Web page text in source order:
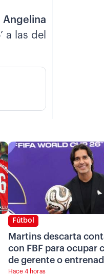
a las del
Fútbol
Martins descarta
con FBF para ocupar
de gerente o
Hace 4 horas